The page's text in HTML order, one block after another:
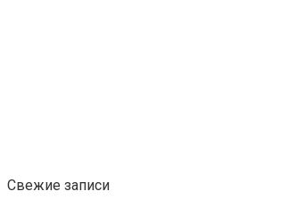
Свежие записи